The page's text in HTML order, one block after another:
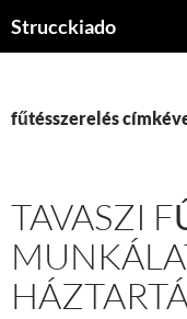
Strucckiado
fűtésszerelés
TAVASZI